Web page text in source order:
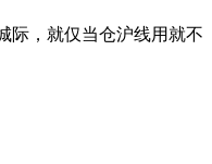
际，就仅当仓沪线用就不